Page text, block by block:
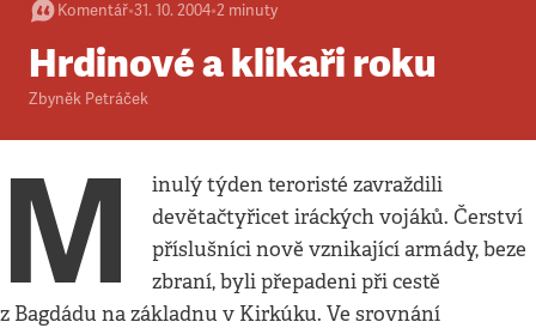
Komentář•31. 10. 2004•2 minuty
Hrdinové a klikaři roku
Zbyněk Petráček
M
inulý týden teroristé zavraždili
devětačtyřicet iráckých vojáků. Čerství
příslušníci nově vznikající armády, beze
zbraní, byli přepadeni při cestě
z Bagdádu na základnu v Kirkúku. Ve srovnání